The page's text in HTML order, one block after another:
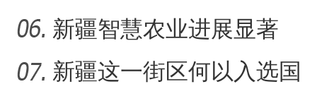
吃“顶流”？
新疆智慧农业进展显著
新疆这一街区何以入选国